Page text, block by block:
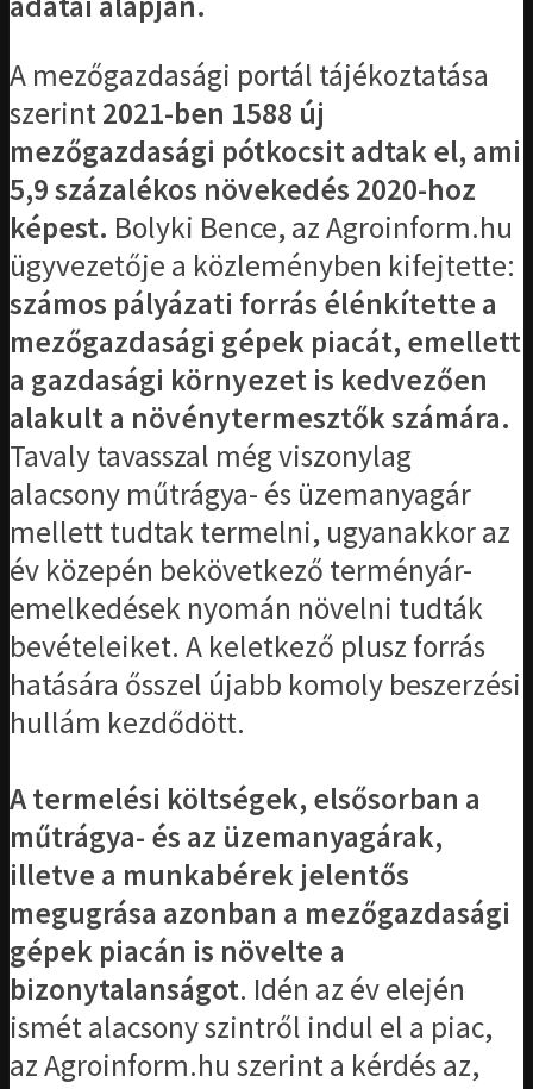
A mezőgazdasági portál tájékoztatása
szerint2021-ben 1588 új
mezőgazdasági pótkocsit adtak el, ami
5,9 százalékos növekedés 2020-hoz
képest. Bolyki Bence, az Agroinform.hu
ügyvezetője a közleményben kifejtette:
számos pályázati forrás élénkítette a
mezőgazdasági gépek piacát, emellett
a gazdasági környezet is kedvezően
alakult a növénytermesztők számára.
Tavaly tavasszal még viszonylag
alacsony műtrágya- és üzemanyagár
mellett tudtak termelni, ugyanakkor az
év közepén bekövetkező terményár-
emelkedések nyomán növelni tudták
bevételeiket. A keletkező plusz forrás
hatására ősszel újabb komoly beszerzési
hullám kezdődött.
A termelési költségek, elsősorban a
műtrágya- és az üzemanyagárak,
illetve a munkabérek jelentős
megugrása azonban a mezőgazdasági
gépek piacán is növelte a
bizonytalanságot. Idén az év elején
ismét alacsony szintről indul el a piac,
az Agroinform.hu szerint a kérdés az,